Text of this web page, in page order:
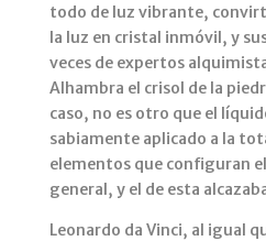
todo de luz vibrante,
la luz en cristal inmóvil, y
veces de expertos
Alhambra el crisol de la
caso, no es otro que el
sabiamente aplicado a la
elementos que configuran
general, y el de esta
Leonardo da Vinci, al igual